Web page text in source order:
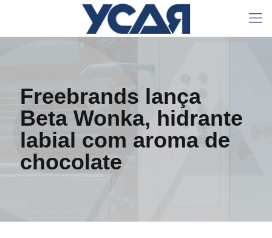
Freebrands lança
Beta Wonka, hidrante
labial com aroma de
chocolate